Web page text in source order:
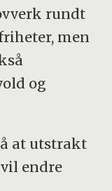
rundt
men
og
at utstrakt
endre